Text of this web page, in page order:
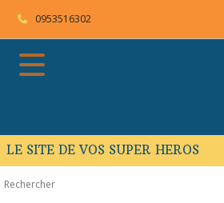
0953516302
LE SITE DE VOS SUPER HEROS